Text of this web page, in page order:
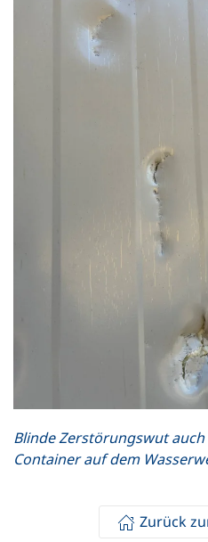
Blinde Zerstörungswut auch
Container auf dem
Zurück